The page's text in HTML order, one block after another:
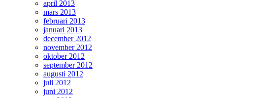
april 2013
mars 2013
februari 2013
januari 2013
december 2012
november 2012
oktober 2012
september 2012
augusti 2012
juli 2012
juni 2012